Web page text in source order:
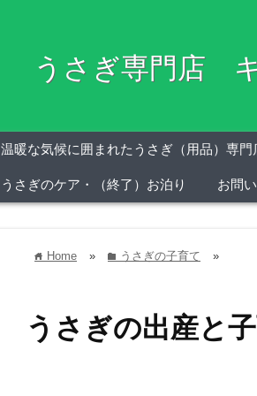
うさぎ専門店
温暖な気候に囲まれたうさぎ（用品）専
うさぎのケア・（終了）お泊り お問
home Home » folder うさぎの子育て »
うさぎの出産と